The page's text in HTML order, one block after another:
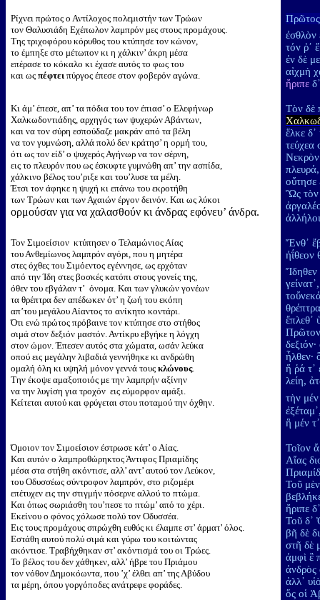
Ρίχνει πρώτος ο Αντίλοχος πολεμιστήν των Τρώων
τον Θαλυσιάδη Εχέπωλον λαμπρόν μες στους προμάχους.
Της τριχοφόρου κόρυθος του κτύπησε τον κώνον,
το έμπηξε στο μέτωπον κι η χάλκιν’ άκρη μέσα
επέρασε το κόκαλο κι έχασε αυτός το φως του
και ωςπέφτει πύργος έπεσε στον φοβερόν αγώνα.
Πρῶτος
ἐσθλὸν
τόν ῥ᾽
ἐν δὲ
αἰχμὴ
ἤριπε
Κι άμ’ έπεσε, απ’ τα πόδια του τον έπιασ’ ο Ελεφήνωρ
Χαλκωδοντιάδης, αρχηγός των ψυχερών Αβάντων,
και να τον σύρη εσπούδαζε μακράν από τα βέλη
να τον γυμνώση, αλλά πολύ δεν κράτησ’ η ορμή του,
ότι ως τον είδ’ ο ψυχερός Αγήνωρ να τον σέρνη,
εις το πλευρόν που ως έσκυφτε γυμνώθη απ’ την ασπίδα,
χάλκινο βέλος του’ριξε και του’λυσε τα μέλη.
Έτσι τον άφηκε η ψυχή κι επάνω του εκροτήθη
των Τρώων και των Αχαιών έργον δεινόν. Και ως λύκοι
ορμούσαν για να χαλασθούν κι άνδρας εφόνευ’ άνδρα.
Τὸν δὲ
ἕλκε
τεύχεα
οὔτησε
Ὣς τὸν
Τον Σιμοείσιον κτύπησεν ο Τελαμώνιος Αίας
του Ανθεμίωνος λαμπρόν αγόρι, που η μητέρα
στες όχθες του Σιμόεντος εγέννησε, ως ερχόταν
από την Ίδη στες βοσκές κατόπι στους γονείς της,
όθεν του εβγάλαν τ’ όνομα. Και των γλυκών γονέων
τα θρέπτρα δεν απέδωκεν ότ’ η ζωή του εκόπη
απ’του μεγάλου Αίαντος το ανίκητο κοντάρι.
Ότι ενώ πρώτος πρόβαινε τον κτύπησε στο στήθος
σιμά στον δεξιόν μαστόν. Αντίκρυ εβγήκε η λόγχη
στον ώμον. Έπεσεν αυτός στα χώματα, ωσάν λεύκα
οπού εις μεγάλην λιβαδιά γεννήθηκε κι ανδρώθη
ομαλή όλη κι υψηλή μόνον γεννά τουςκλώνους.
Την έκοψε αμαξοποιός με την λαμπρήν αξίνην
να την λυγίση για τροχόν εις εύμορφον αμάξι.
Κείτεται αυτού και φρύγεται στου ποταμού την όχθην.
Ἔνθ᾽
ἠΐθεον
Ἴδηθεν
ἔπλεθ᾽
ἦλθεν·
ἥ ῥά τ᾽
λείη,
τὴν
ἣ μέν
Όμοιον τον Σιμοείσιον έστρωσε κάτ’ ο Αίας.
Και αυτόν ο λαμπροθώρηκτος Άντιφος Πριαμίδης
μέσα στα στήθη ακόντισε, αλλ’ αντ’ αυτού τον Λεύκον,
του Οδυσσέως σύντροφον λαμπρόν, στο ριζομέρι
επέτυχεν εις την στιγμήν πόσερνε αλλού το πτώμα.
Και όπως σωριάσθη του’πεσε το πτώμ’ από το χέρι.
Εκείνου ο φόνος χόλωσε πολύ τον Οδυσσέα.
Εις τους προμάχους σπρώχθη ευθύς κι έλαμπε στ’ άρματ’ όλος.
Εστάθη αυτού πολύ σιμά και γύρω του κοιτώντας
ακόντισε. Τραβήχθηκαν στ’ ακόντισμά του οι Τρώες.
Το βέλος του δεν χάθηκεν, αλλ’ ήβρε του Πριάμου
τον νόθον Δημοκόωντα, που ’χ’ έλθει απ’ της Αβύδου
τα μέρη, όπου γοργόποδες ανάτρεφε φοράδες.
Τοῖον
Αἴας
Τοῦ
ἤριπε
Τοῦ δ᾽
βῆ δὲ
στῆ δὲ
ἀμφὶ ἓ
ἀνδρὸς
ἀλλ᾽
ὅς οἱ